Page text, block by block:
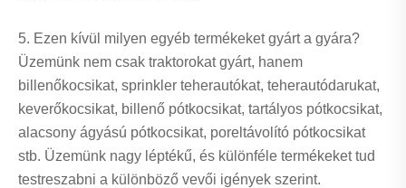
5. Ezen kívül milyen egyéb termékeket gyárt a gyára?
Üzemünk nem csak traktorokat gyárt, hanem
billenőkocsikat, sprinkler teherautókat, teherautódarukat,
keverőkocsikat, billenő pótkocsikat, tartályos pótkocsikat,
alacsony ágyású pótkocsikat, poreltávolító pótkocsikat
stb. Üzemünk nagy léptékű, és különféle termékeket tud
testreszabni a különböző vevői igények szerint.